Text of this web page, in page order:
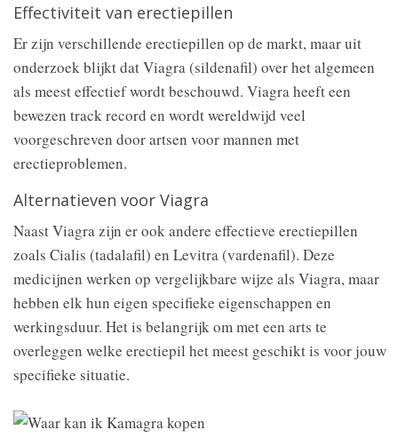
Effectiviteit van erectiepillen
Er zijn verschillende erectiepillen op de markt, maar uit
onderzoek blijkt dat Viagra (sildenafil) over het algemeen
als meest effectief wordt beschouwd. Viagra heeft een
bewezen track record en wordt wereldwijd veel
voorgeschreven door artsen voor mannen met
erectieproblemen.
Alternatieven voor Viagra
Naast Viagra zijn er ook andere effectieve erectiepillen
zoals Cialis (tadalafil) en Levitra (vardenafil). Deze
medicijnen werken op vergelijkbare wijze als Viagra, maar
hebben elk hun eigen specifieke eigenschappen en
werkingsduur. Het is belangrijk om met een arts te
overleggen welke erectiepil het meest geschikt is voor jouw
specifieke situatie.